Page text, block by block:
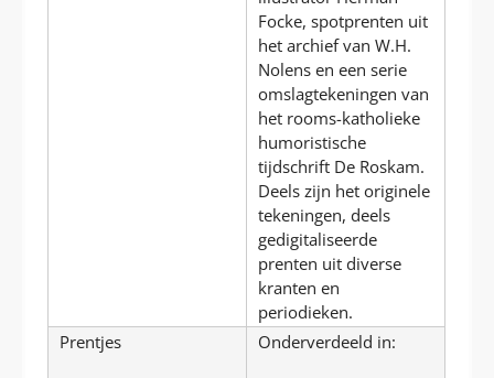
Focke, spotprenten uit
het archief van W.H.
Nolens en een serie
omslagtekeningen van
het rooms-katholieke
humoristische
tijdschrift De Roskam.
Deels zijn het originele
tekeningen, deels
gedigitaliseerde
prenten uit diverse
kranten en
periodieken.
Prentjes
Onderverdeeld in: